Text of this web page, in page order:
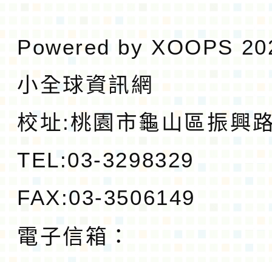
Powered by XOOPS
小全球資訊網
校址:桃園市龜山區振興
TEL:03-3298329
FAX:03-3506149
電子信箱：